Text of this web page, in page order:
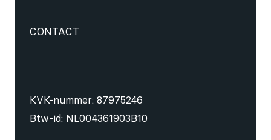
CONTACT
KVK-nummer: 87975246
Btw-id: NL004361903B10